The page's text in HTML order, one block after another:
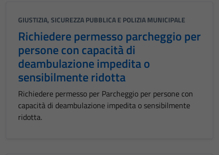
GIUSTIZIA, SICUREZZA PUBBLICA E POLIZIA MUNICIPALE
Richiedere permesso parcheggio per
persone con capacità di
deambulazione impedita o
sensibilmente ridotta
Richiedere permesso per Parcheggio per persone con
capacità di deambulazione impedita o sensibilmente
ridotta.